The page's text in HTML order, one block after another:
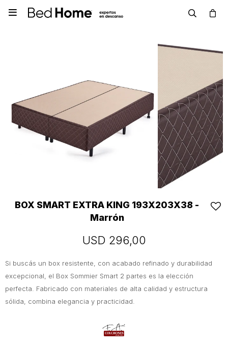

BOX SMART EXTRA KING 193X203X38 -
Marrón
USD 296,00
Si buscás un box resistente, con acabado refinado y durabilidad
excepcional, el Box Sommier Smart 2 partes es la elección
perfecta. Fabricado con materiales de alta calidad y estructura
sólida, combina elegancia y practicidad.